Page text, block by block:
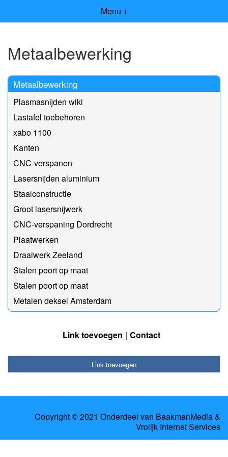
Menu +
Metaalbewerking
Metaalbewerking
Plasmasnijden wiki
Lastafel toebehoren
xabo 1100
Kanten
CNC-verspanen
Lasersnijden aluminium
Staalconstructie
Groot lasersnijwerk
CNC-verspaning Dordrecht
Plaatwerken
Draaiwerk Zeeland
Stalen poort op maat
Stalen poort op maat
Metalen deksel Amsterdam
Link toevoegen Contact
Link toevoegen
Copyright © 2021 Onderdeel van BaakmanMedia&
Vrolijk Internet Services